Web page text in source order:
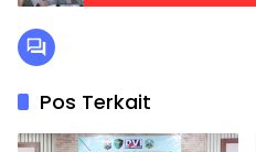
Pos Terkait